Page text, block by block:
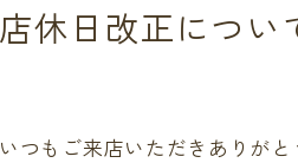
店休日改正につい
いつもご来店いただきありが